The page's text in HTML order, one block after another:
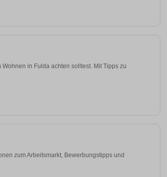
in Fulda achten solltest. Mit Tipps zu
zum Arbeitsmarkt, Bewerbungstipps und